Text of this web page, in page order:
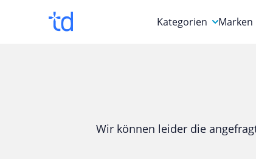
Kategorien
Computer &
Marken
Wir können leider die